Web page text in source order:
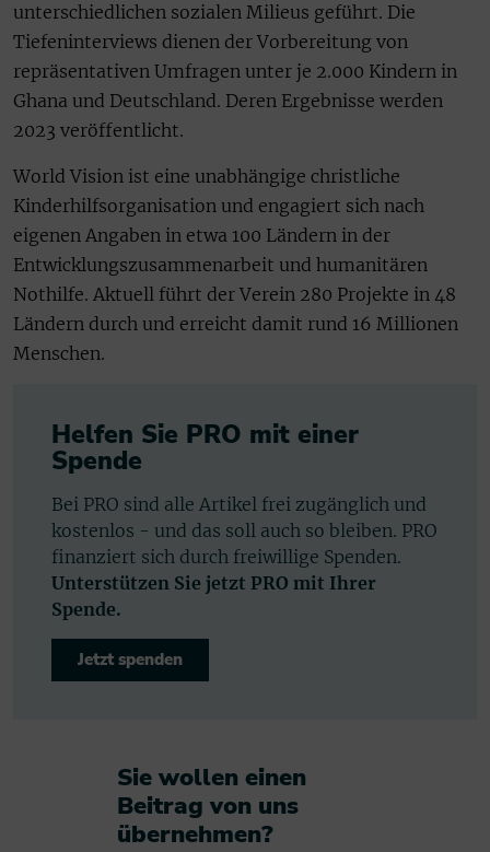
unterschiedlichen sozialen Milieus geführt. Die
Tiefeninterviews dienen der Vorbereitung von
repräsentativen Umfragen unter je 2.000 Kindern in
Ghana und Deutschland. Deren Ergebnisse werden
2023 veröffentlicht.
World Vision ist eine unabhängige christliche
Kinderhilfsorganisation und engagiert sich nach
eigenen Angaben in etwa 100 Ländern in der
Entwicklungszusammenarbeit und humanitären
Nothilfe. Aktuell führt der Verein 280 Projekte in 48
Ländern durch und erreicht damit rund 16 Millionen
Menschen.
Helfen Sie PRO mit einer
Spende
Bei PRO sind alle Artikel frei zugänglich und
kostenlos - und das soll auch so bleiben. PRO
finanziert sich durch freiwillige Spenden.
Unterstützen Sie jetzt PRO mit Ihrer
Spende.
Jetzt spenden
Sie wollen einen
Beitrag von uns
übernehmen?​